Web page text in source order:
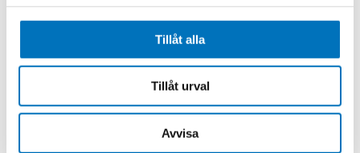
Tillåt alla
Tillåt urval
Avvisa